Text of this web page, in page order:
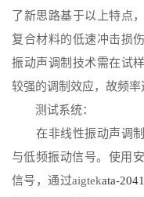
了新思路基于以上特点
复合材料的低速冲击损
振动声调制技术需在试
较强的调制效应，故频率
测试系统：
在非线性振动声调制
与低频振动信号。使用
信号，通过aigtekata-